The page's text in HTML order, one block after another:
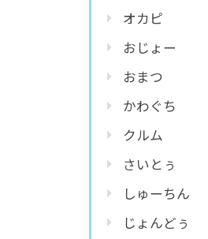
オカピ
おじょー
おまつ
かわぐち
クルム
さいとぅ
しゅーちん
じょんどぅ